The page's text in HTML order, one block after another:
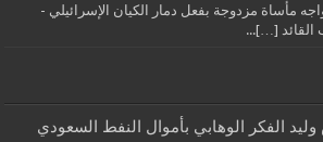
مأساة مزدوجة بفعل دمار الكيان الإسرائيلي -
القائد […]...
الفكر الوهابي بأموال النفط السعودي